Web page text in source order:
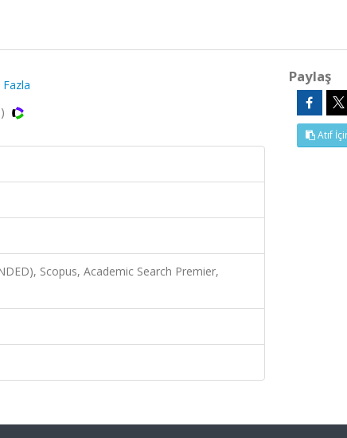
Fazla
Scopus, Academic Search Premier,
Paylaş
Atıf